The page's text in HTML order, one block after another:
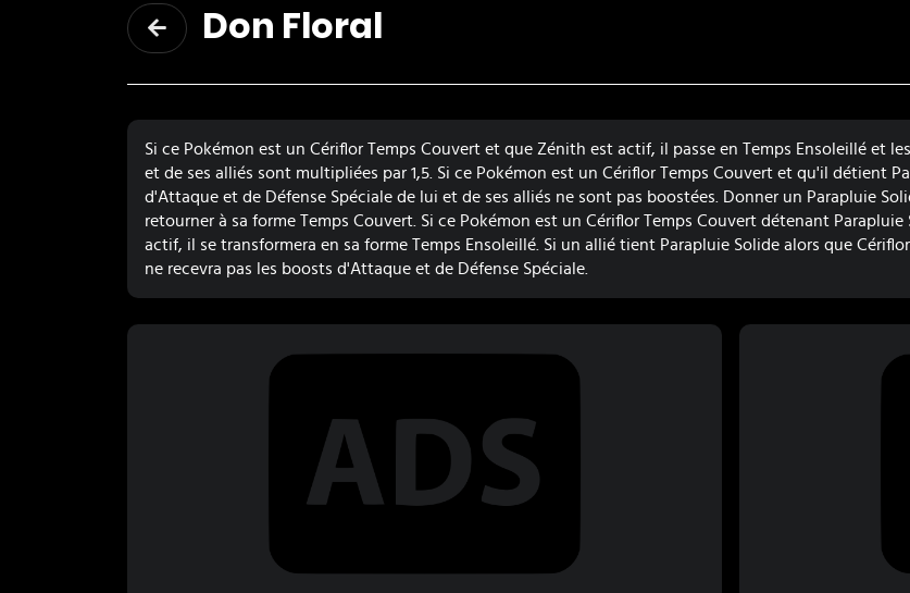
Don Floral
Si ce Pokémon est un Cériflor Temps Couvert et que Zénith est actif, il passe en Temps Ensoleillé et
et de ses alliés sont multipliées par 1,5. Si ce Pokémon est un Cériflor Temps Couvert et qu'il détient
d'Attaque et de Défense Spéciale de lui et de ses alliés ne sont pas boostées. Donner un Parapluie
retourner à sa forme Temps Couvert. Si ce Pokémon est un Cériflor Temps Couvert détenant
actif, il se transformera en sa forme Temps Ensoleillé. Si un allié tient Parapluie Solide alors que
ne recevra pas les boosts d'Attaque et de Défense Spéciale.